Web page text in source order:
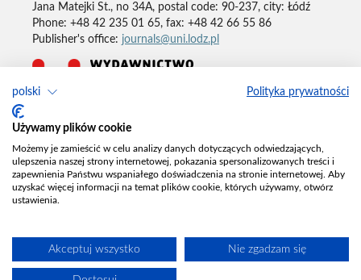
polski Polityka prywatności
Używamy plików cookie
Możemy je zamieścić w celu analizy danych dotyczących odwiedzających,
ulepszenia naszej strony internetowej, pokazania spersonalizowanych treści i
zapewnienia Państwu wspaniałego doświadczenia na stronie internetowej. Aby
uzyskać więcej informacji na temat plików cookie, których używamy, otwórz
ustawienia.
Akceptuj wszystko Nie zgadzam się
Jana Matejki St., no 34A, postal code: 90-237, city: Łódź
Phone: +48 42 235 01 65, fax: +48 42 66 55 86
Publisher's office: journals@uni.lodz.pl
Deklaracja dostępności